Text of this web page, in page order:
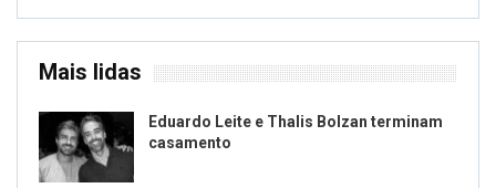
Mais lidas
Eduardo Leite e Thalis Bolzan terminam
casamento